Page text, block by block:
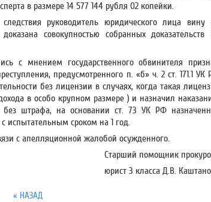
в размере 14 577 144 рубля 02 копейки.
руководитель юридического лица вину
совокупностью собранных доказательств
с мнением государственного обвинителя
предусмотренного п. «б» ч. 2 ст. 171.1 УК
без лицензии в случаях, когда такая
в особо крупном размере ) и назначил
штрафа, на основании ст. 73 УК РФ
испытательным сроком на 1 год.
с апелляционной жалобой осужденного.
Старший помощник
юрист 3 класса Д.В.
« НАЗАД